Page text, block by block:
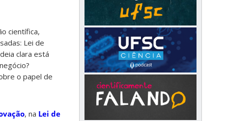
científica,
Lei de
clara está
o papel de
, na Lei de